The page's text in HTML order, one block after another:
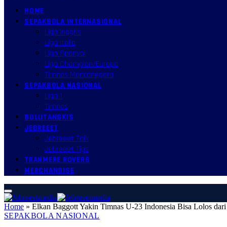
HOME
SEPAKBOLA INTERNASIONAL
Liga Inggris
Liga Italia
Liga Spanyol
Liga Champion/Europa
Timnas Mancanegara
SEPAKBOLA NASIONAL
Liga 1
Timnas
BULUTANGKIS
JEBREEET
Jebreeet Talk
Jebreeet Tips
TRANMERE ROVERS
MERCHANDISE
Home » Elkan Baggott Yakin Timnas U-23 Indonesia Bisa Lolos
SEPAKBOLA NASIONAL